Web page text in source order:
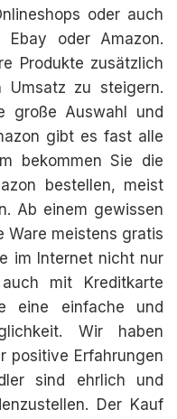
oder auch
oder Amazon.
Produkte zusätzlich
zu steigern.
große Auswahl und
gibt es fast alle
bekommen Sie die
bestellen, meist
Ab einem gewissen
Ware meistens gratis
im Internet nicht nur
mit Kreditkarte
eine einfache und
Wir haben
positive Erfahrungen
sind ehrlich und
Der Kauf